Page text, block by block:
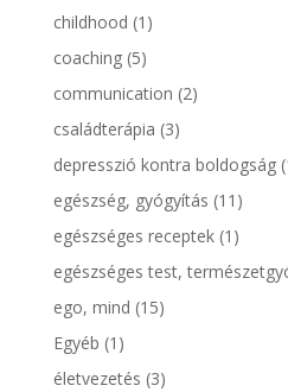
childhood (1)
coaching(5)
communication (2)
családterápia (3)
depresszió kontra boldogság
egészség, gyógyítás (11)
egészséges receptek(1)
egészséges test,
ego, mind (15)
Egyéb (1)
életvezetés (3)